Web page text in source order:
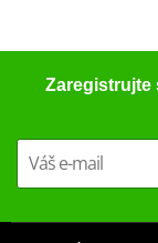
PDF TüV certificate
Zaregistrujte